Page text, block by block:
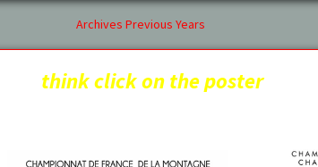
Archives Previous Years
think click on the poster